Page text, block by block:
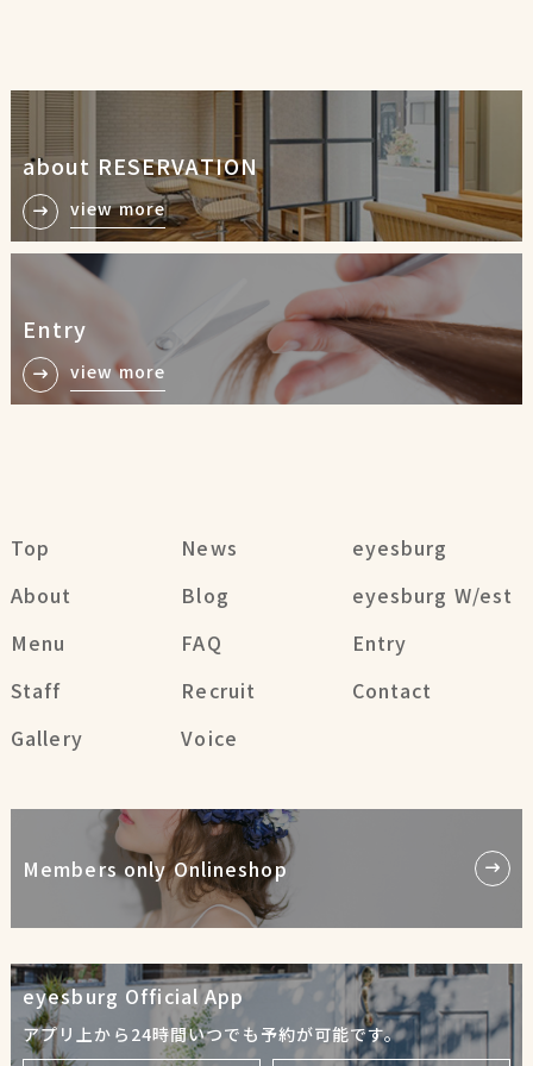
about RESERVATION
view more
Entry
view more
Top
About
Menu
Staff
Gallery
News
Blog
FAQ
Recruit
Voice
eyesburg
eyesburg W/est
Entry
Contact
Members only Onlineshop
eyesburg Official App
アプリ上から24時間いつでも予約が可能です。